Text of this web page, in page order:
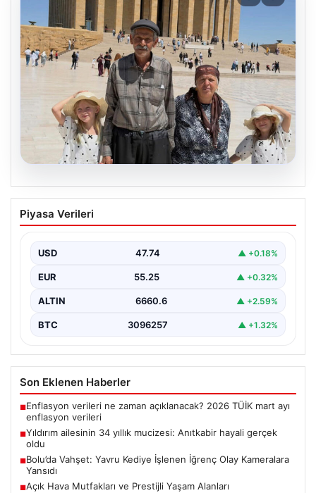
05.08.2026
Yıldırım ailesinin 34 yıllık mucizesi:
Anıtkabir hayali gerçek oldu
Zeynep Yıldırım (59), tam 34 yıl boyunca…
Piyasa Verileri
USD 47.74 ▲ +0.18%
EUR 55.25 ▲ +0.32%
ALTIN 6660.6 ▲ +2.59%
BTC 3096257 ▲ +1.32%
Son Eklenen Haberler
■Enflasyon verileri ne zaman açıklanacak? 2026 TÜİK mart ayı
enflasyon verileri
■Yıldırım ailesinin 34 yıllık mucizesi: Anıtkabir hayali gerçek
oldu
■Bolu’da Vahşet: Yavru Kediye İşlenen İğrenç Olay Kameralara
Yansıdı
■Açık Hava Mutfakları ve Prestijli Yaşam Alanları